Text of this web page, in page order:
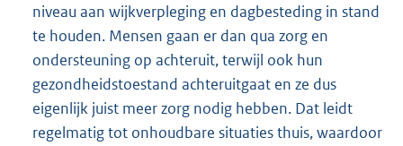
niveau aan wijkverpleging en dagbesteding in stand
te houden. Mensen gaan er dan qua zorg en
ondersteuning op achteruit, terwijl ook hun
gezondheidstoestand achteruitgaat en ze dus
eigenlijk juist meer zorg nodig hebben. Dat leidt
regelmatig tot onhoudbare situaties thuis, waardoor